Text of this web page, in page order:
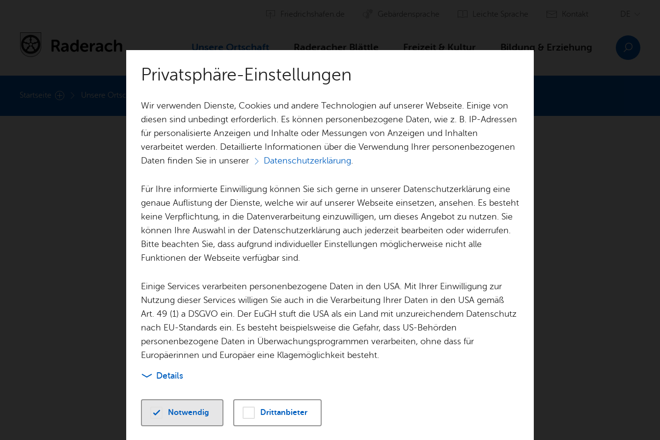
Fried­richs­ha­fen.de Ge­bär­den­spra­che Leich­te Spra­che Kon­takt
Un­se­re Ort­schaft Ra­de­ra­cher Blätt­le Frei­zeit & Kul­tur Bil­dung & Er­zie­hung
Un­se­re Ort­schaft
His­to­ri­sches Orts­ver­wal­tung Ort­schafts­rat & Orts­vor­ste­her
Start­sei­te Un­se­re Ort­schaft
Vor­le­sen
Frei­tag, 25. Juli 2025
Stadt erhält 1,13 Millionen Euro
Fördermittel
Die Stadt Friedrichshafen erhält für den Ausbau des Velorings auf der Tunneldecke des
B31neu-Tunnels Waggershausen Fördermittel in Höhe von 1.131.900 Euro.
Privatsphäre-Einstellungen
Wir verwenden Dienste, Cookies und andere Technologien auf unserer Webseite. Einige von
diesen sind unbedingt erforderlich. Es können personenbezogene Daten, wie z. B. IP-Adressen
für personalisierte Anzeigen und Inhalte oder Messungen von Anzeigen und Inhalten
verarbeitet werden. Detaillierte Informationen über die Verwendung Ihrer personenbezogenen
Daten finden Sie in unserer
Datenschutzerklärung.
Für Ihre informierte Einwilligung können Sie sich gerne in unserer Datenschutzerklärung eine
genaue Auflistung der Dienste, welche wir auf unserer Webseite einsetzen, ansehen. Es besteht
keine Verpflichtung, in die Datenverarbeitung einzuwilligen, um dieses Angebot zu nutzen. Sie
können Ihre Auswahl in der Datenschutzerklärung auch jederzeit bearbeiten oder widerrufen.
Bitte beachten Sie, dass aufgrund individueller Einstellungen möglicherweise nicht alle
Funktionen der Webseite verfügbar sind.
Einige Services verarbeiten personenbezogene Daten in den USA. Mit Ihrer Einwilligung zur
Nutzung dieser Services willigen Sie auch in die Verarbeitung Ihrer Daten in den USA gemäß
Art. 49 (1) a DSGVO ein. Der EuGH stuft die USA als ein Land mit unzureichendem Datenschutz
nach EU-Standards ein. Es besteht beispielsweise die Gefahr, dass US-Behörden
personenbezogene Daten in Überwachungsprogrammen verarbeiten, ohne dass für
Europäerinnen und Europäer eine Klagemöglichkeit besteht.
Details
Notwendig Drittanbieter